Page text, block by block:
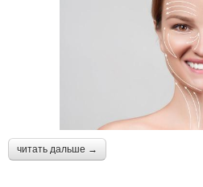
читать дальше →